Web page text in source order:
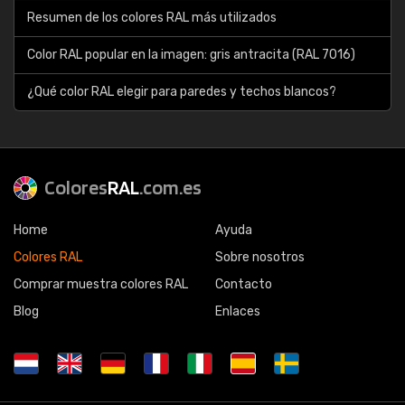
Resumen de los colores RAL más utilizados
Color RAL popular en la imagen: gris antracita (RAL 7016)
¿Qué color RAL elegir para paredes y techos blancos?
ColoresRAL.com.es
Home
Colores RAL
Comprar muestra colores RAL
Blog
Ayuda
Sobre nosotros
Contacto
Enlaces